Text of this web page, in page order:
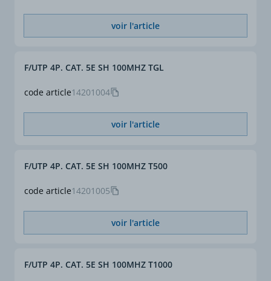
Pose selon NF C 15-900.
voir l'article
code article14201004
F/UTP 4P. CAT. 5E SH 100MHZ TGL
voir l'article
code article14201005
F/UTP 4P. CAT. 5E SH 100MHZ T500
voir l'article
F/UTP 4P. CAT. 5E SH 100MHZ T1000